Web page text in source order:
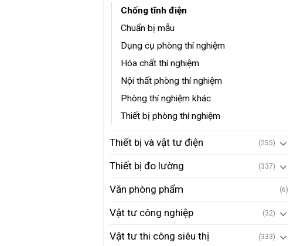
Chống tĩnh điện
Chuẩn bị mẫu
Dụng cụ phòng thí nghiệm
Hóa chất thí nghiệm
Nội thất phòng thí nghiệm
Phòng thí nghiệm khác
Thiết bị phòng thí nghiệm
Thiết bị và vật tư điện (255)
Thiết bị đo lường (337)
Văn phòng phẩm (6)
Vật tư công nghiệp (32)
Vật tư thi công siêu thị (333)